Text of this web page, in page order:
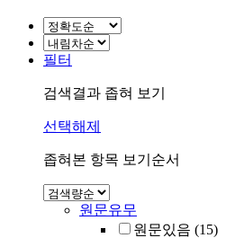
필터
검색결과 좁혀 보기
선택해제
좁혀본 항목 보기순서
원문유무
원문있음 (15)